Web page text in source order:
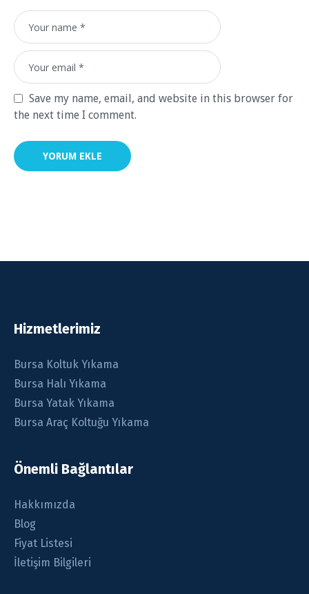
Save my name, email, and website in this browser for
the next time I comment.
Hizmetlerimiz
Bursa Koltuk Yıkama
Bursa Halı Yıkama
Bursa Yatak Yıkama
Bursa Araç Koltuğu Yıkama
Önemli Bağlantılar
Hakkımızda
Blog
Fiyat Listesi
İletişim Bilgileri